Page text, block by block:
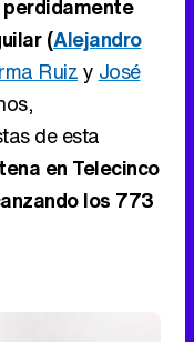
(Alejandro
Ruizy José
de esta
en Telecinco
los 773